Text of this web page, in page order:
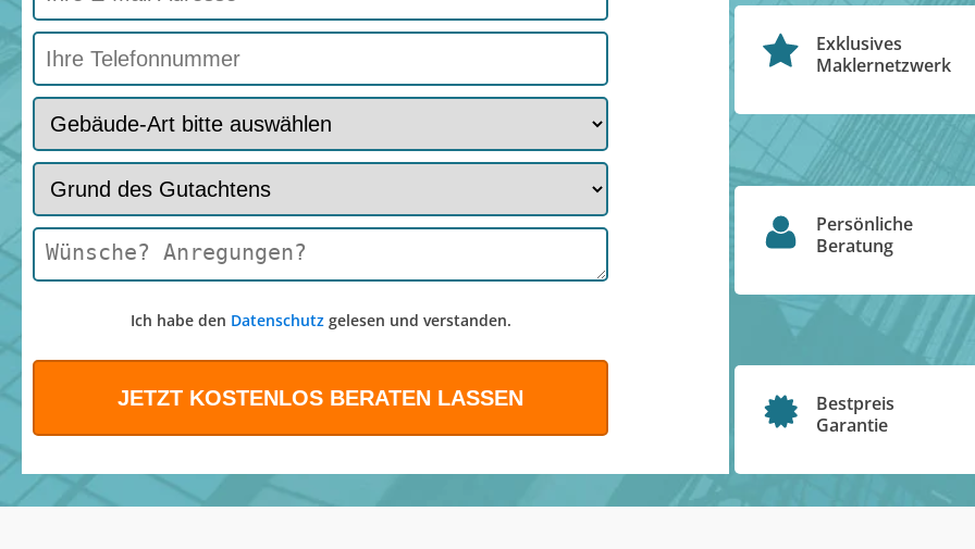
Ich habe den Datenschutzgelesen und verstanden.
Exklusives
Maklernetzwerk
Persönliche
Beratung
Bestpreis
Garantie